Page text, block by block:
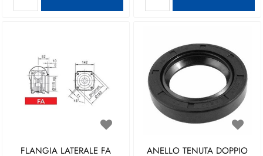
FLANGIA LATERALE FA
ANELLO TENUTA DOPPIO